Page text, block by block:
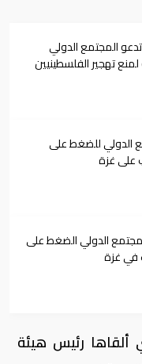
تدعو المجتمع الدولي
لمنع تهجير الفلسطينيين
الدولي للضغط على
على غزة
الدولي الضغط على
في غزة
ألقاها رئيس هيئة